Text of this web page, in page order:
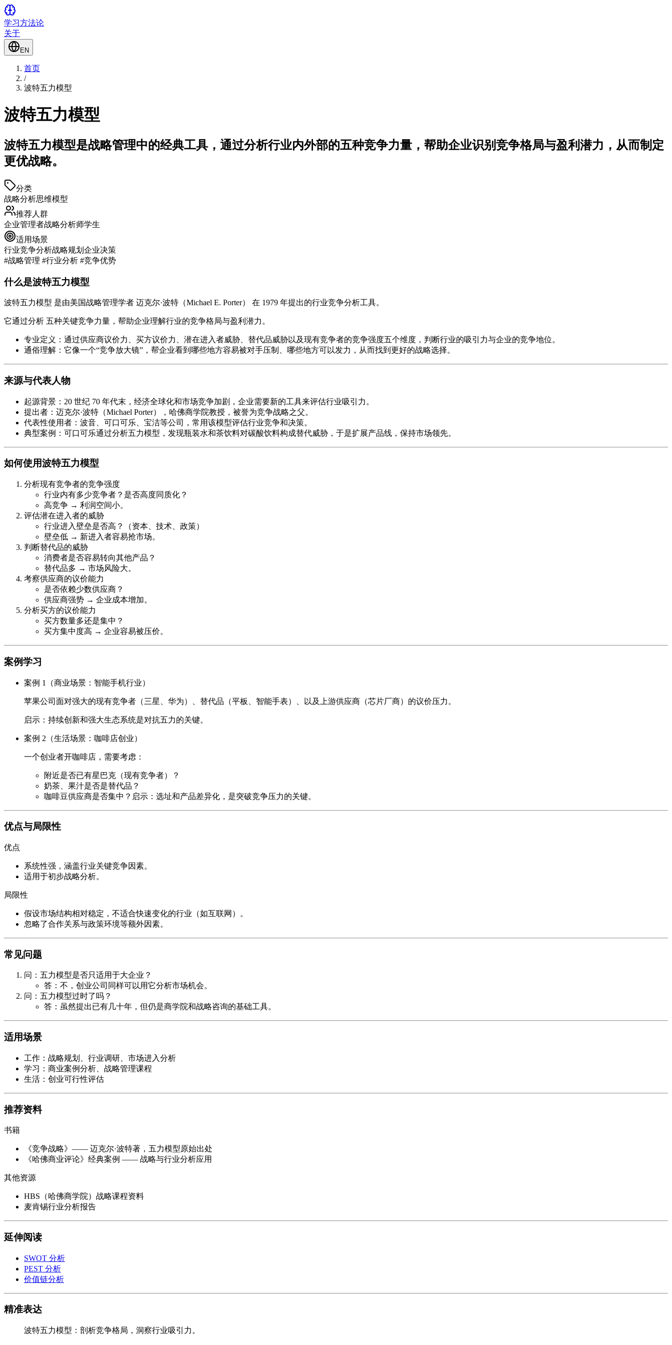
学习方法论
关于
EN
首页
/
波特五力模型
波特五力模型
波特五力模型是战略管理中的经典工具，通过分析行业内外部的五种竞争力量，帮助企业识别竞争格局与盈利潜力，从而制定
更优战略。
分类
战略分析思维模型
推荐人群
企业管理者战略分析师学生
适用场景
行业竞争分析战略规划 企业决策
#战略管理 #行业分析 #竞争优势
什么是波特五力模型
波特五力模型 是由美国战略管理学者 迈克尔·波特（Michael E. Porter） 在 1979 年提出的行业竞争分析工具。
它通过分析 五种关键竞争力量 ，帮助企业理解行业的竞争格局与盈利潜力。
专业定义：通过供应商议价力、买方议价力、潜在进入者威胁、替代品威胁以及现有竞争者的竞争强度五个维度，判断行业的吸引力与企业的竞争地位。
通俗理解：它像一个“竞争放大镜”，帮企业看到哪些地方容易被对手压制、哪些地方可以发力，从而找到更好的战略选择。
来源与代表人物
起源背景 ：20 世纪 70 年代末，经济全球化和市场竞争加剧，企业需要新的工具来评估行业吸引力。
提出者 ：迈克尔·波特（Michael Porter），哈佛商学院教授，被誉为竞争战略之父。
代表性使用者 ：波音、可口可乐、宝洁等公司，常用该模型评估行业竞争和决策。
典型案例 ：可口可乐通过分析五力模型，发现瓶装水和茶饮料对碳酸饮料构成替代威胁，于是扩展产品线，保持市场领先。
如何使用波特五力模型
分析现有竞争者的竞争强度
行业内有多少竞争者？是否高度同质化？
高竞争 → 利润空间小。
评估潜在进入者的威胁
行业进入壁垒是否高？（资本、技术、政策）
壁垒低 → 新进入者容易抢市场。
判断替代品的威胁
消费者是否容易转向其他产品？
替代品多 → 市场风险大。
考察供应商的议价能力
是否依赖少数供应商？
供应商强势 → 企业成本增加。
分析买方的议价能力
买方数量多还是集中？
买方集中度高 → 企业容易被压价。
案例学习
案例 1（商业场景：智能手机行业）
苹果公司面对强大的现有竞争者（三星、华为）、替代品（平板、智能手表）、以及上游供应商（芯片厂商）的议价压力。
启示：持续创新和强大生态系统是对抗五力的关键。
案例 2（生活场景：咖啡店创业）
一个创业者开咖啡店，需要考虑：
附近是否已有星巴克（现有竞争者）？
奶茶、果汁是否是替代品？
咖啡豆供应商是否集中？ 启示：选址和产品差异化，是突破竞争压力的关键。
优点与局限性
优点
系统性强，涵盖行业关键竞争因素。
适用于初步战略分析。
局限性
假设市场结构相对稳定，不适合快速变化的行业（如互联网）。
忽略了合作关系与政策环境等额外因素。
常见问题
问：五力模型是否只适用于大企业？
答：不，创业公司同样可以用它分析市场机会。
问：五力模型过时了吗？
答：虽然提出已有几十年，但仍是商学院和战略咨询的基础工具。
适用场景
工作 ：战略规划、行业调研、市场进入分析
学习 ：商业案例分析、战略管理课程
生活 ：创业可行性评估
推荐资料
书籍
《竞争战略》—— 迈克尔·波特著，五力模型原始出处
《哈佛商业评论》经典案例 —— 战略与行业分析应用
其他资源
HBS（哈佛商学院）战略课程资料
麦肯锡行业分析报告
延伸阅读
SWOT 分析
PEST 分析
价值链分析
精准表达
波特五力模型：剖析竞争格局，洞察行业吸引力。